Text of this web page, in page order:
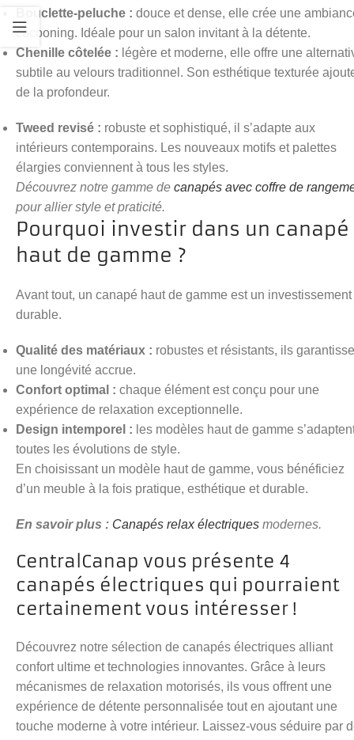
Bouclette-peluche : douce et dense, elle crée une
cocooning. Idéale pour un salon invitant à la détente.
Chenille côtelée : légère et moderne, elle offre une
subtile au velours traditionnel. Son esthétique texturée
de la profondeur.
Tweed revisé : robuste et sophistiqué, il s’adapte aux
intérieurs contemporains. Les nouveaux motifs et palettes
élargies conviennent à tous les styles.
Découvrez notre gamme de canapés avec coffre de
pour allier style et praticité.
Pourquoi investir dans un canapé
haut de gamme ?
Avant tout, un canapé haut de gamme est un investissement
durable.
Qualité des matériaux : robustes et résistants, ils
une longévité accrue.
Confort optimal : chaque élément est conçu pour une
expérience de relaxation exceptionnelle.
Design intemporel : les modèles haut de gamme
toutes les évolutions de style.
En choisissant un modèle haut de gamme, vous bénéficiez
d’un meuble à la fois pratique, esthétique et durable.
En savoir plus : Canapés relax électriques modernes.
CentralCanap vous présente 4
canapés électriques qui pourraient
certainement vous intéresser !
Découvrez notre sélection de canapés électriques alliant
confort ultime et technologies innovantes. Grâce à leurs
mécanismes de relaxation motorisés, ils vous offrent une
expérience de détente personnalisée tout en ajoutant une
touche moderne à votre intérieur. Laissez-vous séduire par